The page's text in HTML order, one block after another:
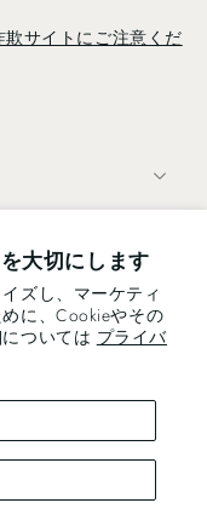
大切にします
ズし、マーケティ
に、Cookieやその
ついては プライバ
欺サイトにご注意くだ